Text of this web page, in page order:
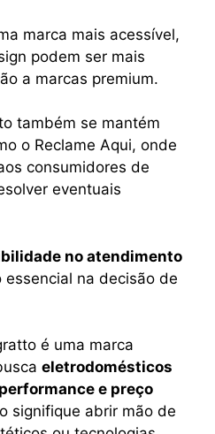
marca mais acessível,
podem ser mais
a marcas premium.
também se mantém
o Reclame Aqui, onde
consumidores de
eventuais
no atendimento
essencial na decisão de
é uma marca
eletrodomésticos
e preço
signifique abrir mão de